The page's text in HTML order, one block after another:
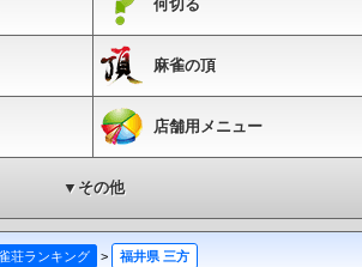
何切る
麻雀の頂
店舗用メニュー
▼その他
荘ランキング > 福井県 三方